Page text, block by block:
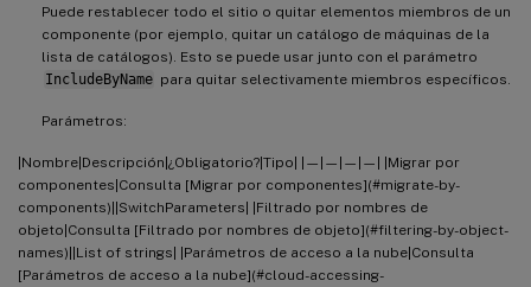
Puede restablecer todo el sitio o quitar elementos miembros de un
componente (por ejemplo, quitar un catálogo de máquinas de la
lista de catálogos). Esto se puede usar junto con el parámetro
IncludeByName para quitar selectivamente miembros específicos.
Parámetros:
|Nombre|Descripción|¿Obligatorio?|Tipo| |—|—|—|—| |Migrar por
componentes|Consulta [Migrar por componentes](#migrate-by-
components)||SwitchParameters| |Filtrado por nombres de
objeto|Consulta [Filtrado por nombres de objeto](#filtering-by-object-
names)||List of strings| |Parámetros de acceso a la nube|Consulta
[Parámetros de acceso a la nube](#cloud-accessing-